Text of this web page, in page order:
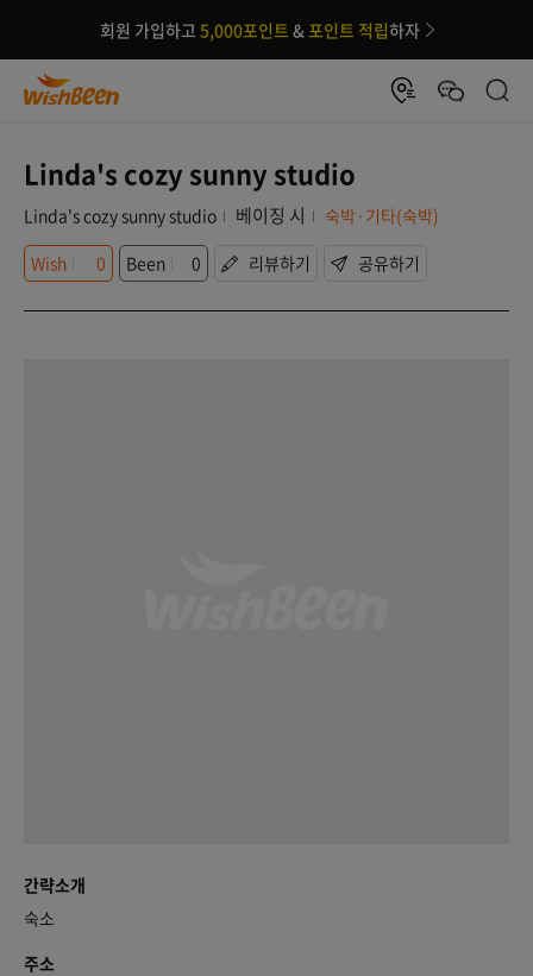
회원 가입하고 5,000포인트 &포인트 적립하자
Linda's cozy sunny studio
Linda's cozy sunny studio 베이징 시
숙박·기타(숙박)
Wish
0 Been 0 리뷰하기 공유하기
간략소개
숙소
주소